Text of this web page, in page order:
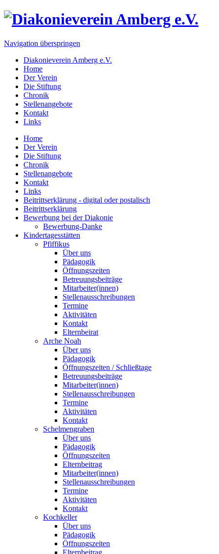
Navigation überspringen
Diakonieverein Amberg e.V.
Home
Der Verein
Die Stiftung
Chronik
Stellenangebote
Kontakt
Links
Home
Der Verein
Die Stiftung
Chronik
Stellenangebote
Kontakt
Links
Beitrittserklärung - digital oder postalisch
Beitrittserklärung
Bewerbung bei der Diakonie
Bewerbung-Danke
Kindertagesstätten
Pfiffikus
Über uns
Pädagogik
Öffnungszeiten
Betreuungsbeiträge
Mitarbeiter(innen)
Stellenausschreibungen
Termine
Aktivitäten
Kontakt
Elternbeirat
Arche Noah
Über uns
Pädagogik
Öffnungszeiten / Schließtage
Betreuungsbeiträge
Mitarbeiter(innen)
Stellenausschreibungen
Termine
Aktivitäten
Kontakt
Schelmengraben
Über uns
Pädagogik
Öffnungszeiten
Elternbeitrag
Mitarbeiter(innen)
Stellenausschreibungen
Termine
Aktivitäten
Kontakt
Kochkeller
Über uns
Pädagogik
Öffnungszeiten
Elternbeitrag